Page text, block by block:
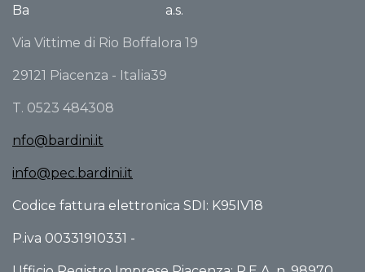
Ba a.s.
Via Vittime di Rio Boffalora 19
29121 Piacenza - Italia39
T. 0523 484308
nfo@bardini.it
info@pec.bardini.it
Codice fattura elettronica SDI: K95IV18
P.iva 00331910331 -